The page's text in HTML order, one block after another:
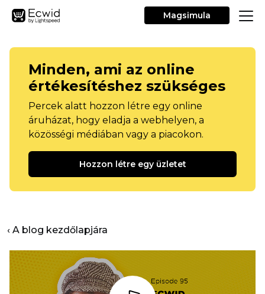
Magsimula
Minden, ami az online
értékesítéshez szükséges
Percek alatt hozzon létre egy online
áruházat, hogy eladja a webhelyen, a
közösségi médiában vagy a piacokon.
Hozzon létre egy üzletet
‹ A blog kezdőlapjára